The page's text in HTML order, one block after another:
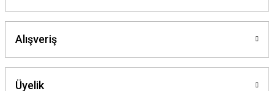
Alışveriş
Üyelik